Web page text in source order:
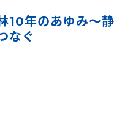
10年のあゆみ～静
なぐ